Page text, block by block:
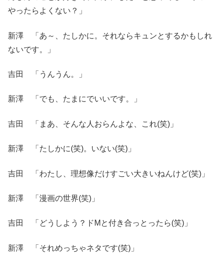
やったらよくない？」
新澤 「あ～、たしかに。それならキュンとするかもしれ
ないです。」
吉田 「うんうん。」
新澤 「でも、たまにでいいです。」
吉田 「まあ、そんな人おらんよな、これ(笑)」
新澤 「たしかに(笑)。いない(笑)」
吉田 「わたし、理想像だけすごい大きいねんけど(笑)」
新澤 「漫画の世界(笑)」
吉田 「どうしよう？ドMと付き合っとったら(笑)」
新澤 「それめっちゃネタです(笑)」